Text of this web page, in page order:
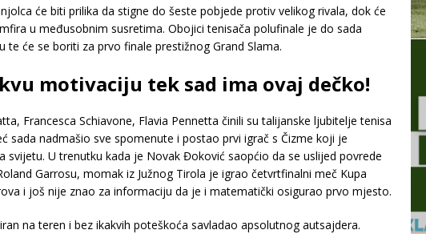
će biti prilika da stigne do šeste pobjede protiv velikog rivala, dok će
u međusobnim susretima. Obojici tenisača polufinale je do sada
te će se boriti za prvo finale prestižnog Grand Slama.
motivaciju tek sad ima ovaj dečko!
Francesca Schiavone, Flavia Pennetta činili su talijanske ljubitelje tenisa
sada nadmašio sve spomenute i postao prvi igrač s Čizme koji je
svijetu. U trenutku kada je Novak Đoković saopćio da se uslijed povrede
Garrosu, momak iz Južnog Tirola je igrao četvrtfinalni meč Kupa
i još nije znao za informaciju da je i matematički osigurao prvo mjesto.
na teren i bez ikakvih poteškoća savladao apsolutnog autsajdera.